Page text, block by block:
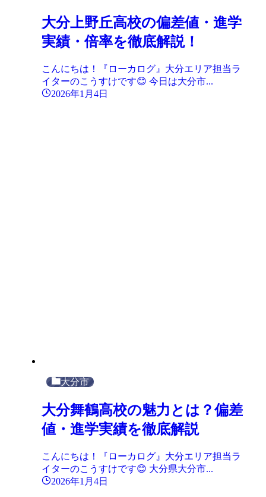
大分上野丘高校の偏差値・進学
実績・倍率を徹底解説！
こんにちは！『ローカログ』大分エリア担当ラ
イターのこうすけです😊 今日は大分市...
2026年1月4日
大分市
大分舞鶴高校の魅力とは？偏差
値・進学実績を徹底解説
こんにちは！『ローカログ』大分エリア担当ラ
イターのこうすけです😊 大分県大分市...
2026年1月4日